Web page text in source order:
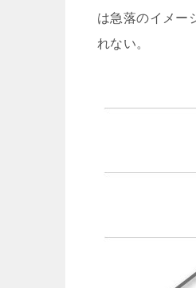
は急落のイメー
れない。